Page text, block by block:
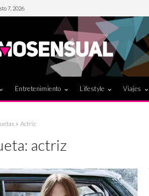
7, 2026
Entretenimiento Lifestyle Viajes
Actriz
actriz